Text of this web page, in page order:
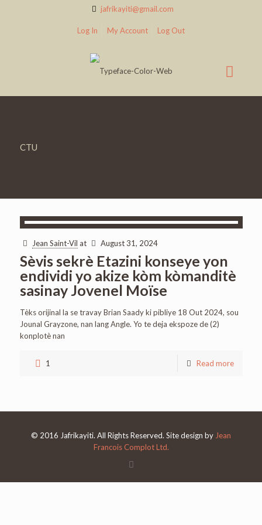
jafrikayiti@gmail.com
Log In My Account Log Out
CTU
Jean Saint-Vil at August 31, 2024
Sèvis sekrè Etazini konseye yon
endividi yo akize kòm kòmanditè
sasinay Jovenel Moïse
Tèks orijinal la se travay Brian Saady ki pibliye 18 Out 2024, sou
Jounal Grayzone, nan lang Angle. Yo te deja ekspoze de (2)
konplotè nan
1 Read more
© 2016 Jafrikayiti. All Rights Reserved. Site design by Jean
Francois Complot Ltd.